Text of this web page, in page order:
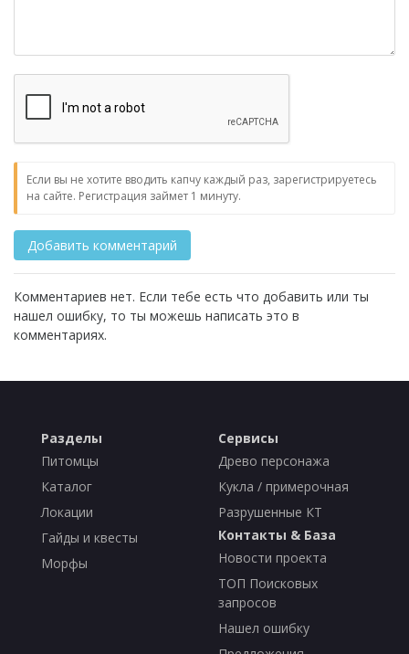
Если вы не хотите вводить капчу каждый раз, зарегистрируетесь
на сайте. Регистрация займет 1 минуту.
Комментариев нет. Если тебе есть что добавить или ты
нашел ошибку, то ты можешь написать это в
комментариях.
Разделы
Питомцы
Каталог
Локации
Гайды и квесты
Морфы
Сервисы
Древо персонажа
Кукла / примерочная
Разрушенные КТ
Контакты & База
Новости проекта
ТОП Поисковых
запросов
Нашел ошибку